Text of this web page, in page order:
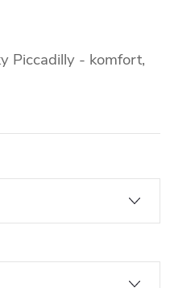
Piccadilly - komfort,